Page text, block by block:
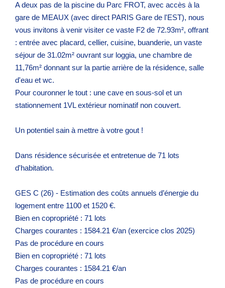
A deux pas de la piscine du Parc FROT, avec accès à la
gare de MEAUX (avec direct PARIS Gare de l'EST), nous
vous invitons à venir visiter ce vaste F2 de 72.93m², offrant
: entrée avec placard, cellier, cuisine, buanderie, un vaste
séjour de 31.02m² ouvrant sur loggia, une chambre de
11,76m² donnant sur la partie arrière de la résidence, salle
d'eau et wc.
Pour couronner le tout : une cave en sous-sol et un
stationnement 1VL extérieur nominatif non couvert.
Un potentiel sain à mettre à votre gout !
Dans résidence sécurisée et entretenue de 71 lots
d'habitation.
GES C (26) - Estimation des coûts annuels d’énergie du
logement entre 1100 et 1520 €.
Bien en copropriété : 71 lots
Charges courantes : 1584.21 €/an (exercice clos 2025)
Pas de procédure en cours
Bien en copropriété : 71 lots
Charges courantes : 1584.21 €/an
Pas de procédure en cours